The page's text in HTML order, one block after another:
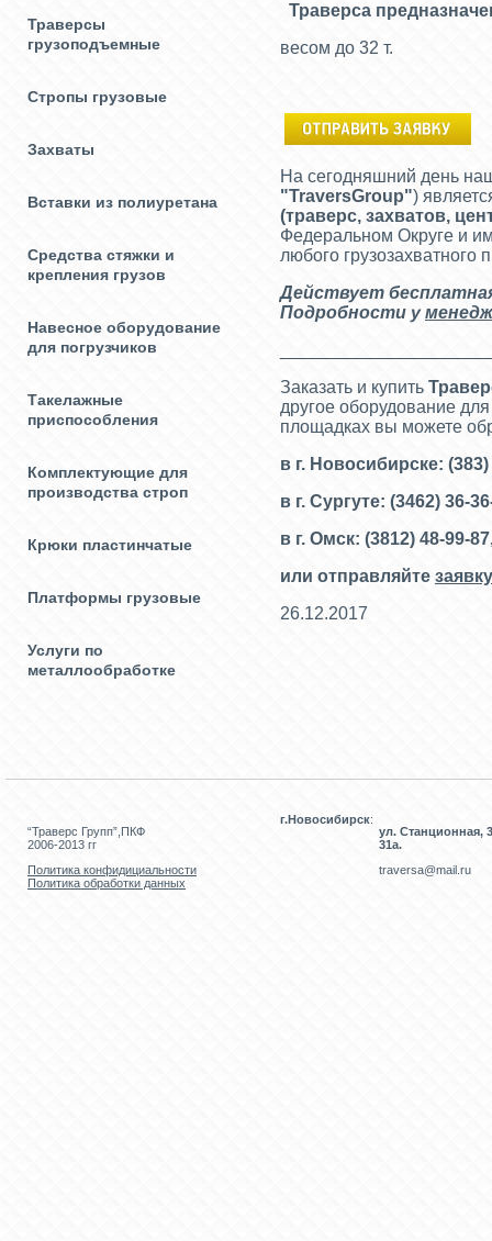
Траверсы
грузоподъемные
Стропы грузовые
Захваты
Вставки из полиуретана
Средства стяжки и
крепления грузов
Навесное оборудование
для погрузчиков
Такелажные
приспособления
Комплектующие для
производства строп
Крюки пластинчатые
Платформы грузовые
Услуги по
металлообработке
Траверса
весом до 32 т.
На сегодняшний день
"TraversGroup")
(траверс, захватов,
Федеральном Округе и
любого грузозахватного
Действует бесплат
Подробности у
Заказать и купить Т
другое оборудование
площадках вы можете
в г. Новосибирске:
в г. Сургуте: (3462) 36-
в г. Омск: (3812) 48-99-
или отправляйте
26.12.2017
“Траверс Групп”,ПКФ
2006-2013 гг
Политика конфидициальности
Политика обработки данных
г.Новосибирск:
ул. Станционная,
31а.
traversa@mail.ru